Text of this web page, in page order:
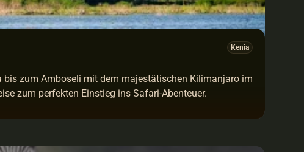
Kenia
bis zum Amboseli mit dem majestätischen Kilimanjaro im
zum perfekten Einstieg ins Safari-Abenteuer.